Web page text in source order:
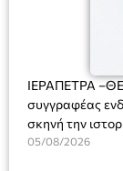
ΙΕΡΑΠΕΤΡΑ
συγγραφέας
σκηνή την
κάθειρξης για
05/08/2026